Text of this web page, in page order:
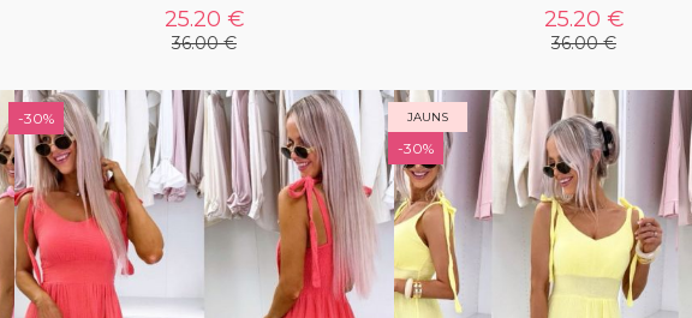
25.20 €
36.00 €
25.20 €
36.00 €
-30% JAUNS
-30%